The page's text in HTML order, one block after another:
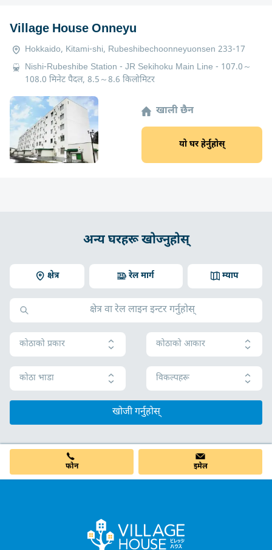
Village House Onneyu
Hokkaido, Kitami-shi, Rubeshibechoonneyuonsen 233-17
Nishi-Rubeshibe Station - JR Sekihoku Main Line - 107.0～
108.0 मिनेट पैदल, 8.5～8.6 किलोमिटर
खाली छैन
यो घर हेर्नुहोस्
अन्य घरहरू खोज्नुहोस्
क्षेत्र म्याप
रेल मार्ग
कोठाको प्रकार कोठाको आकार
कोठा भाडा विकल्पहरू
खोजी गर्नुहोस्
फोन इमेल